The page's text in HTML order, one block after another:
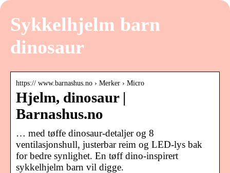
Sykkelhjelm barn
dinosaur
https:// www.barnashus.no › Merker › Micro
Hjelm, dinosaur |
Barnashus.no
… med tøffe dinosaur-detaljer og 8
ventilasjonshull, justerbar reim og LED-lys bak
for bedre synlighet. En tøff dino-inspirert
sykkelhjelm barn vil digge.